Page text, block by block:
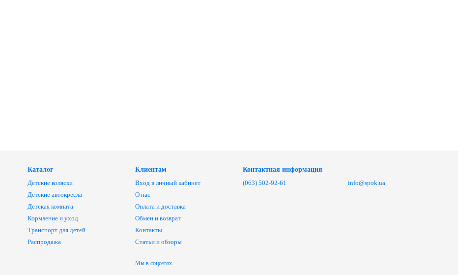
Каталог
Детские коляски
Детские автокресла
Детская комната
Кормление и уход
Транспорт для детей
Распродажа
Клиентам
Вход в личный кабинет
О нас
Оплата и доставка
Обмен и возврат
Контакты
Статьи и обзоры
Мы в соцсетях
Контактная информация
(063) 502-92-61
info@spok.ua